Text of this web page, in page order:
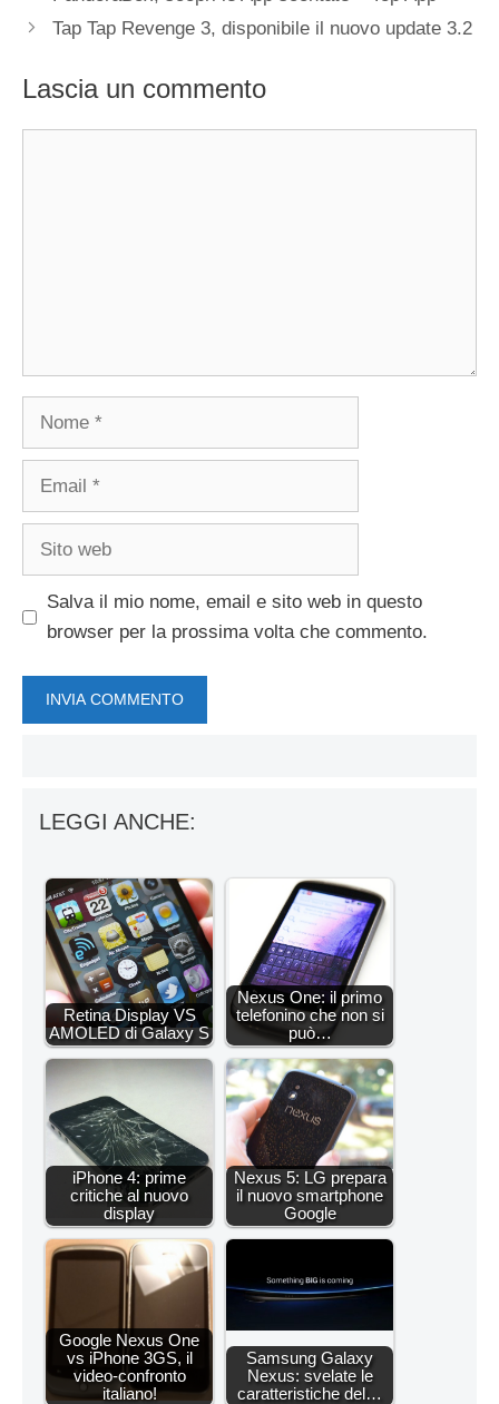
Tap Tap Revenge 3, disponibile il nuovo update 3.2
Lascia un commento
Nome
Email
Sito
Salva il mio nome, email e sito web in questo
browser per la prossima volta che commento.
LEGGI ANCHE:
Retina Display VS
AMOLED di Galaxy S
Nexus One: il primo
telefonino che non si
può…
iPhone 4: prime
critiche al nuovo
display
Nexus 5: LG prepara
il nuovo smartphone
Google
Google Nexus One
vs iPhone 3GS, il
video-confronto
italiano!
Samsung Galaxy
Nexus: svelate le
caratteristiche del…